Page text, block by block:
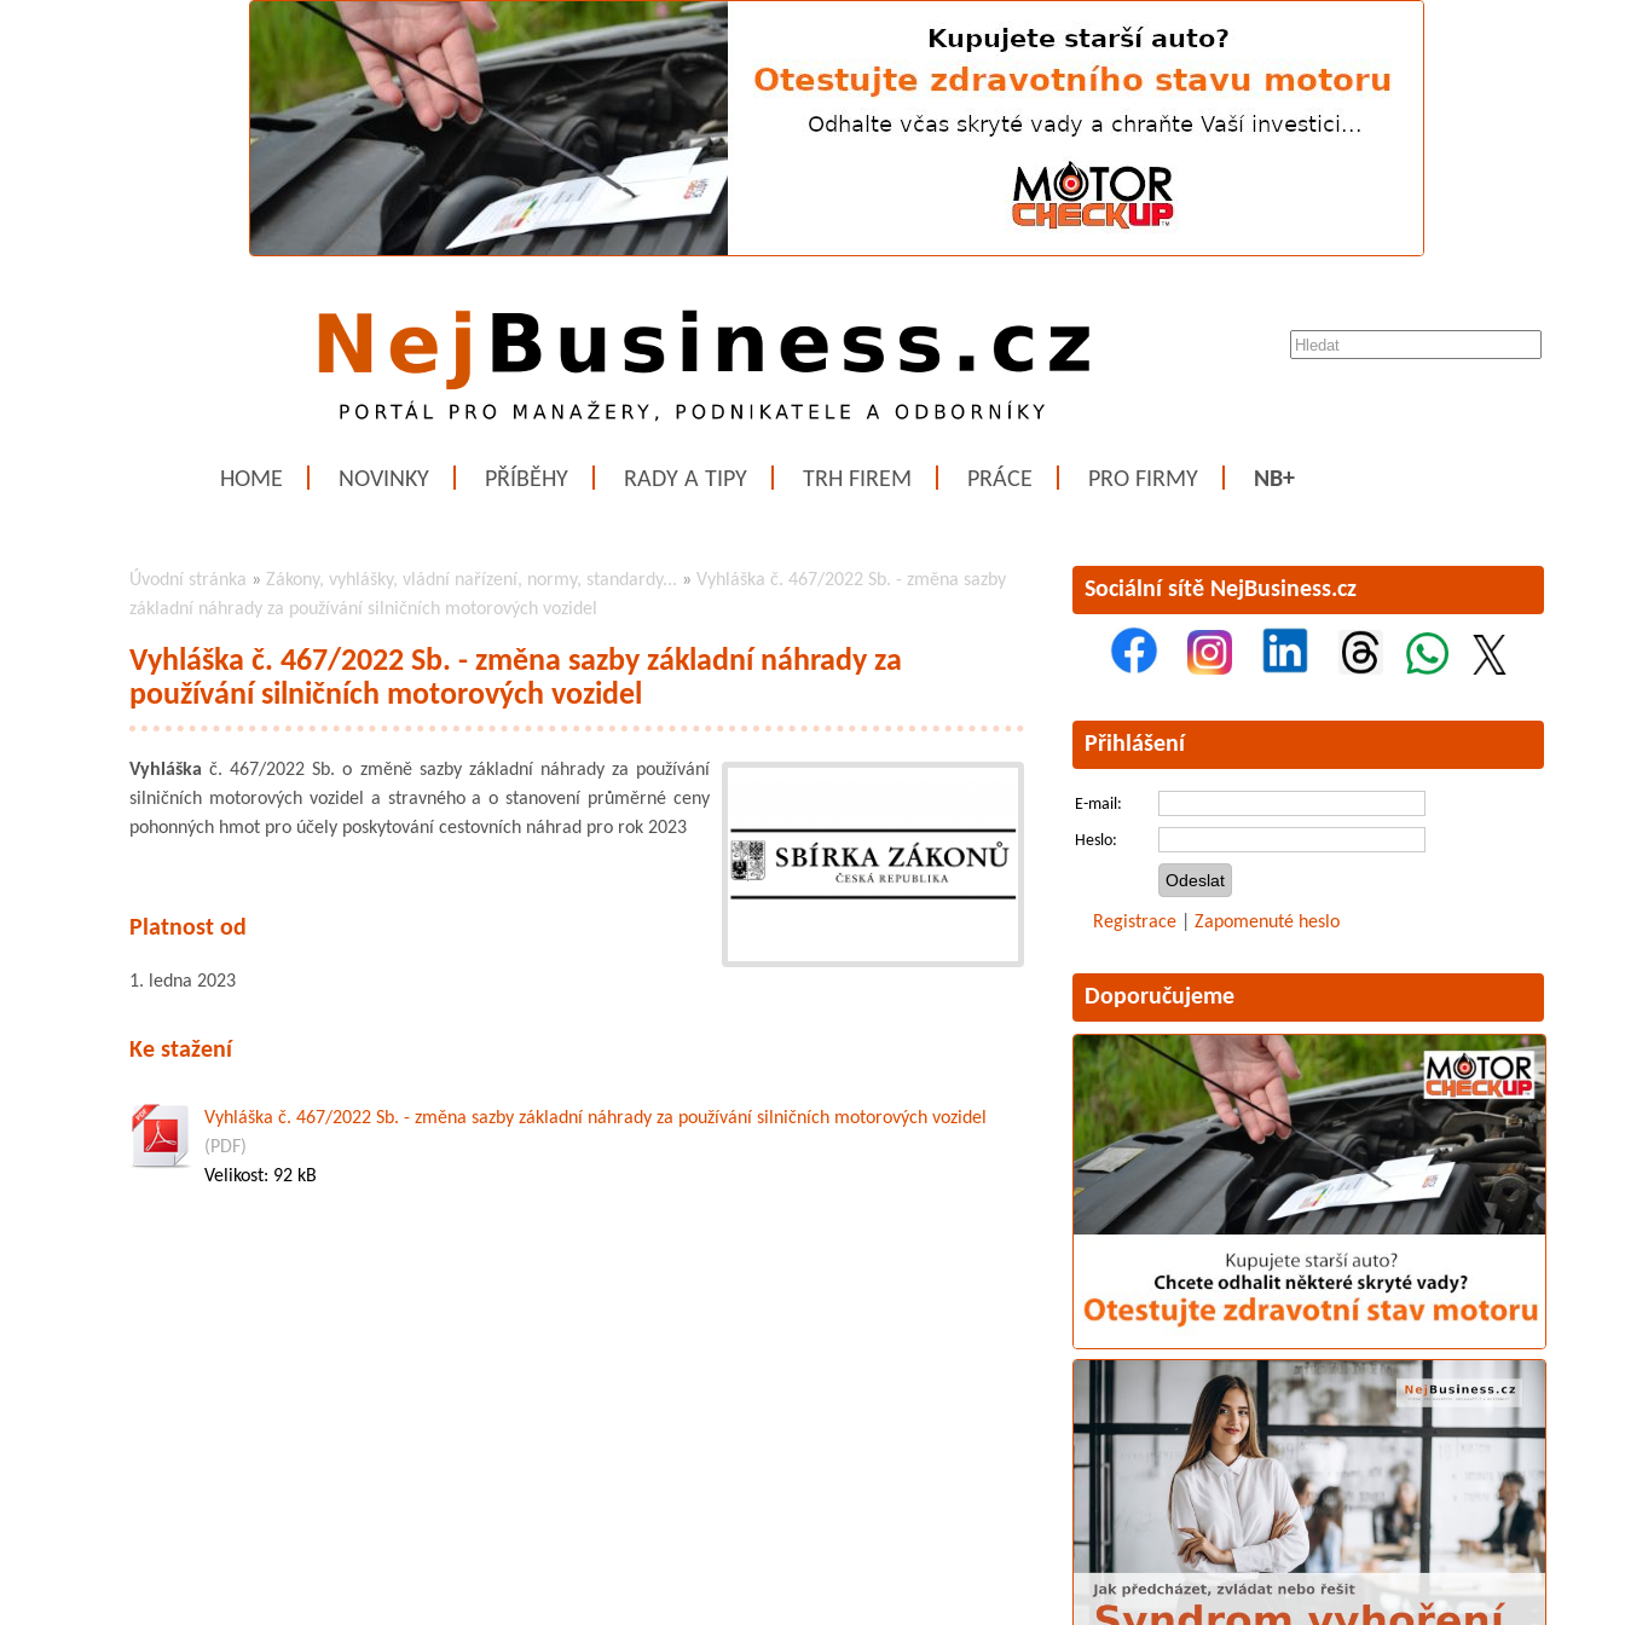
HOME NOVINKY PŘÍBĚHY RADY A TIPY TRH FIREM PRÁCE PRO FIRMY NB+
Úvodní stránka » Zákony, vyhlášky, vládní nařízení, normy, standardy... » Vyhláška č. 467/2022 Sb. - změna sazby
základní náhrady za používání silničních motorových vozidel
Vyhláška č. 467/2022 Sb. - změna sazby základní náhrady za
používání silničních motorových vozidel
Vyhláška č. 467/2022 Sb. o změně sazby základní náhrady za používání
silničních motorových vozidel a stravného a o stanovení průměrné ceny
pohonných hmot pro účely poskytování cestovních náhrad pro rok 2023
Platnost od
1. ledna 2023
Ke stažení
Vyhláška č. 467/2022 Sb. - změna sazby základní náhrady za používání silničních motorových vozidel
(PDF)
Velikost: 92 kB
Sociální sítě NejBusiness.cz
Přihlášení
E-mail:
Heslo:
Registrace Zapomenuté heslo
Doporučujeme